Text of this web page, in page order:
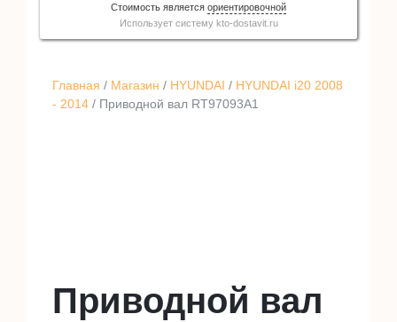
Главная / Магазин / HYUNDAI / HYUNDAI i20 2008
- 2014 / Приводной вал RT97093A1
Приводной вал
Стоимость является ориентировочной
Использует систему kto-dostavit.ru